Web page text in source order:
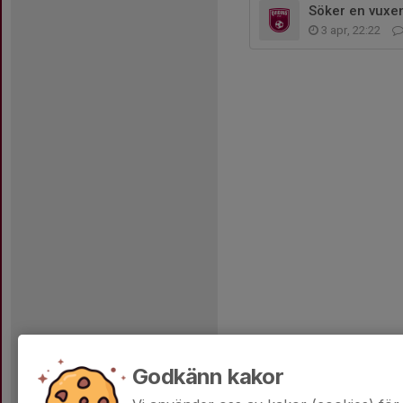
Söker en
3 apr, 22:22
Godkänn kakor